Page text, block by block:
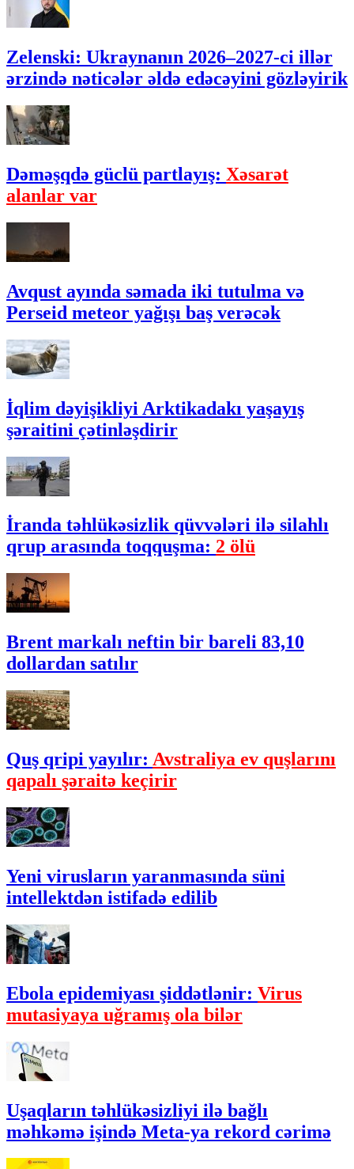
Zelenski: Ukraynanın 2026–2027-ci illər
ərzində nəticələr əldə edəcəyini gözləyirik
Dəməşqdə güclü partlayış: Xəsarət
alanlar var
Avqust ayında səmada iki tutulma və
Perseid meteor yağışı baş verəcək
İqlim dəyişikliyi Arktikadakı yaşayış
şəraitini çətinləşdirir
İranda təhlükəsizlik qüvvələri ilə silahlı
qrup arasında toqquşma: 2 ölü
Brent markalı neftin bir bareli 83,10
dollardan satılır
Quş qripi yayılır: Avstraliya ev quşlarını
qapalı şəraitə keçirir
Yeni virusların yaranmasında süni
intellektdən istifadə edilib
Ebola epidemiyası şiddətlənir: Virus
mutasiyaya uğramış ola bilər
Uşaqların təhlükəsizliyi ilə bağlı
məhkəmə işində Meta-ya rekord cərimə